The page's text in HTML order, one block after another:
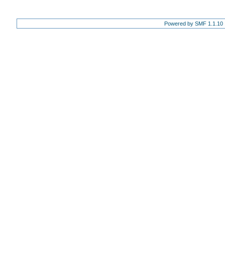
Powered by SMF 1.1.10